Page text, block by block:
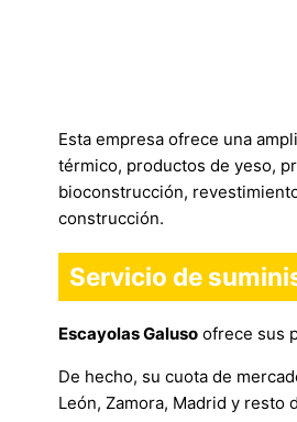
Esta empresa ofrece una
térmico, productos de yeso,
bioconstrucción,
construcción.
Servicio de
Escayolas Galuso ofrece sus
De hecho, su cuota de
León, Zamora, Madrid y resto